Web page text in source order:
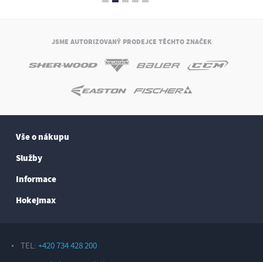
JSME AUTORIZOVANÝ PRODEJCE TĚCHTO ZNAČEK
Vše o nákupu
Služby
Informace
Hokejmax
TEL: +420 734 428 200